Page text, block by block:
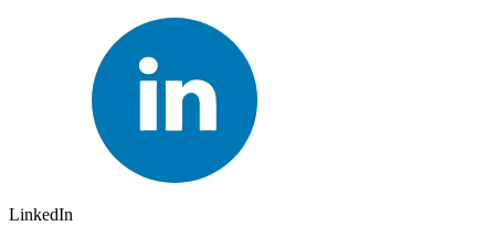
LinkedIn